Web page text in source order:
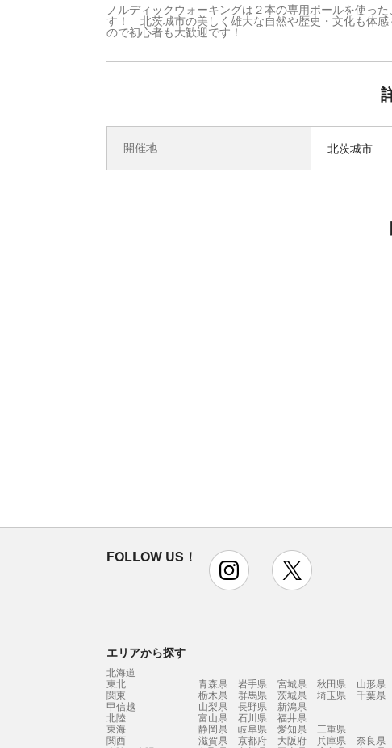
ノルディックウォーキングは２本の専用ポールを使っ
す！ 北茨城市の美しく雄大な自然や歴史・文化も体
ので初心者も大歓迎です！
開催地 北茨城市
FOLLOW US！ instagram
エリアから探す
北海道
東北
青森県 岩手県 宮城県 秋田県 山形県
関東
栃木県 群馬県 茨城県 埼玉県 千葉県
甲信越
山梨県 長野県
新潟県
北陸
富山県 石川県
福井県
東海
静岡県 岐阜県 愛知県
三重県
関西
滋賀県 京都府 大阪府 兵庫県 奈良県